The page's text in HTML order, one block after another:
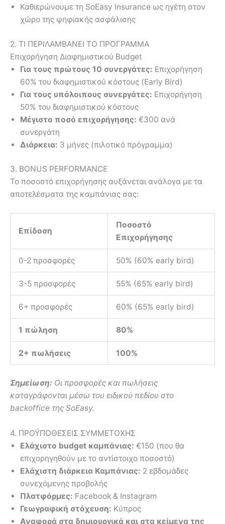
Καθιερώνουμε τη SoEasy Insurance ως ηγέτη στον
χώρο της ψηφιακής ασφάλισης
2. ΤΙ ΠΕΡΙΛΑΜΒΑΝΕΙ ΤΟ ΠΡΟΓΡΑΜΜΑ
Επιχορήγηση Διαφημιστικού Budget
Για τους πρώτους 10 συνεργάτες: Επιχορήγηση
60% του διαφημιστικού κόστους (Early Bird)
Για τους υπόλοιπους συνεργάτες: Επιχορήγηση
50% του διαφημιστικού κόστους
Μέγιστο ποσό επιχορήγησης: €300 ανά
συνεργάτη
Διάρκεια: 3 μήνες (πιλοτικό πρόγραμμα)
3. BONUS PERFORMANCE
Το ποσοστό επιχορήγησης αυξάνεται ανάλογα με τα
αποτελέσματα της καμπάνιας σας:
Επίδοση
Ποσοστό
Επιχορήγησης
0-2 προσφορές 50% (60% early bird)
3-5 προσφορές 55% (65% early bird)
6+ προσφορές 60% (65% early bird)
1 πώληση 80%
2+ πωλήσεις 100%
Σημείωση: Οι προσφορές και πωλήσεις
καταγράφονται μέσω του ειδικού πεδίου στο
backoffice της SoEasy.
4. ΠΡΟΫΠΟΘΕΣΕΙΣ ΣΥΜΜΕΤΟΧΗΣ
Ελάχιστο budget καμπάνιας: €150 (που θα
επιχορηγηθούν με το αντίστοιχο ποσοστό)
Ελάχιστη διάρκεια Καμπάνιας: 2 εβδομάδες
συνεχόμενης προβολής
Πλατφόρμες: Facebook & Instagram
Γεωγραφική στόχευση: Κύπρος
Αναφορά στα δημιουργικά και στα κείμενα της